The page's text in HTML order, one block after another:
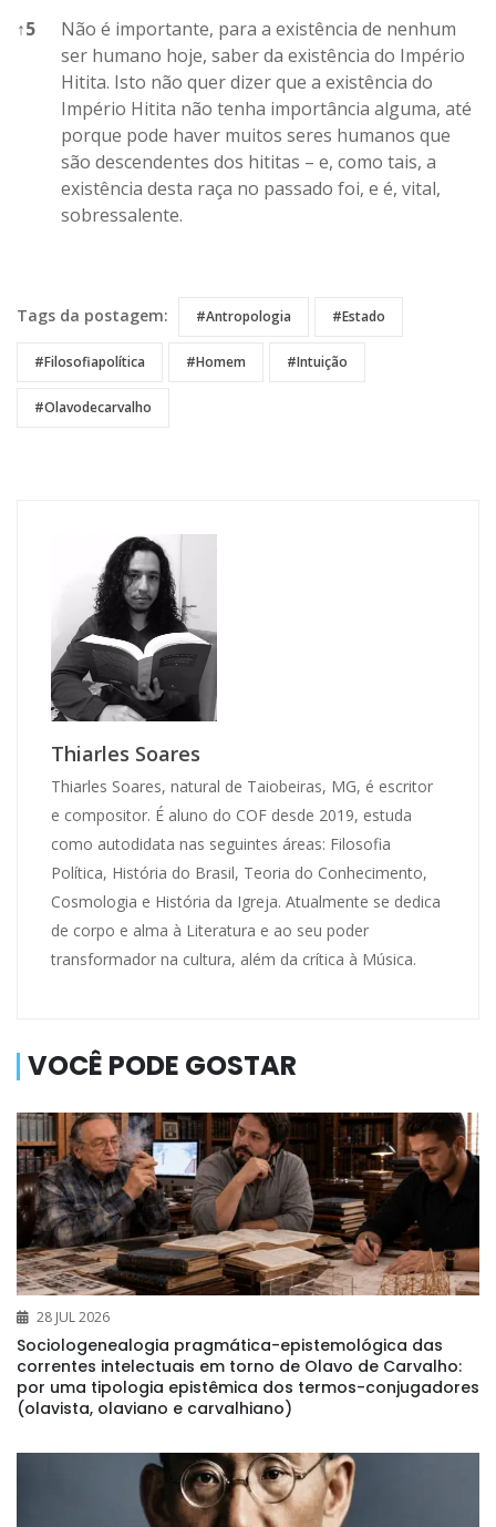
↑5
Não é importante, para a existência de nenhum
ser humano hoje, saber da existência do Império
Hitita. Isto não quer dizer que a existência do
Império Hitita não tenha importância alguma, até
porque pode haver muitos seres humanos que
são descendentes dos hititas – e, como tais, a
existência desta raça no passado foi, e é, vital,
sobressalente.
Tags da postagem: #Antropologia #Estado
#Filosofiapolítica #Homem #Intuição
#Olavodecarvalho
Thiarles Soares
Thiarles Soares, natural de Taiobeiras, MG, é escritor
e compositor. É aluno do COF desde 2019, estuda
como autodidata nas seguintes áreas: Filosofia
Política, História do Brasil, Teoria do Conhecimento,
Cosmologia e História da Igreja. Atualmente se dedica
de corpo e alma à Literatura e ao seu poder
transformador na cultura, além da crítica à Música.
VOCÊ PODE GOSTAR
28 JUL 2026
Sociologenealogia pragmática-epistemológica das
correntes intelectuais em torno de Olavo de Carvalho:
por uma tipologia epistêmica dos termos-conjugadores
(olavista, olaviano e carvalhiano)